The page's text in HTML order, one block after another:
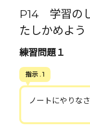
P14 学習の
たしかめよう
練習問題１
指示 . 1
ノートにやりなさ